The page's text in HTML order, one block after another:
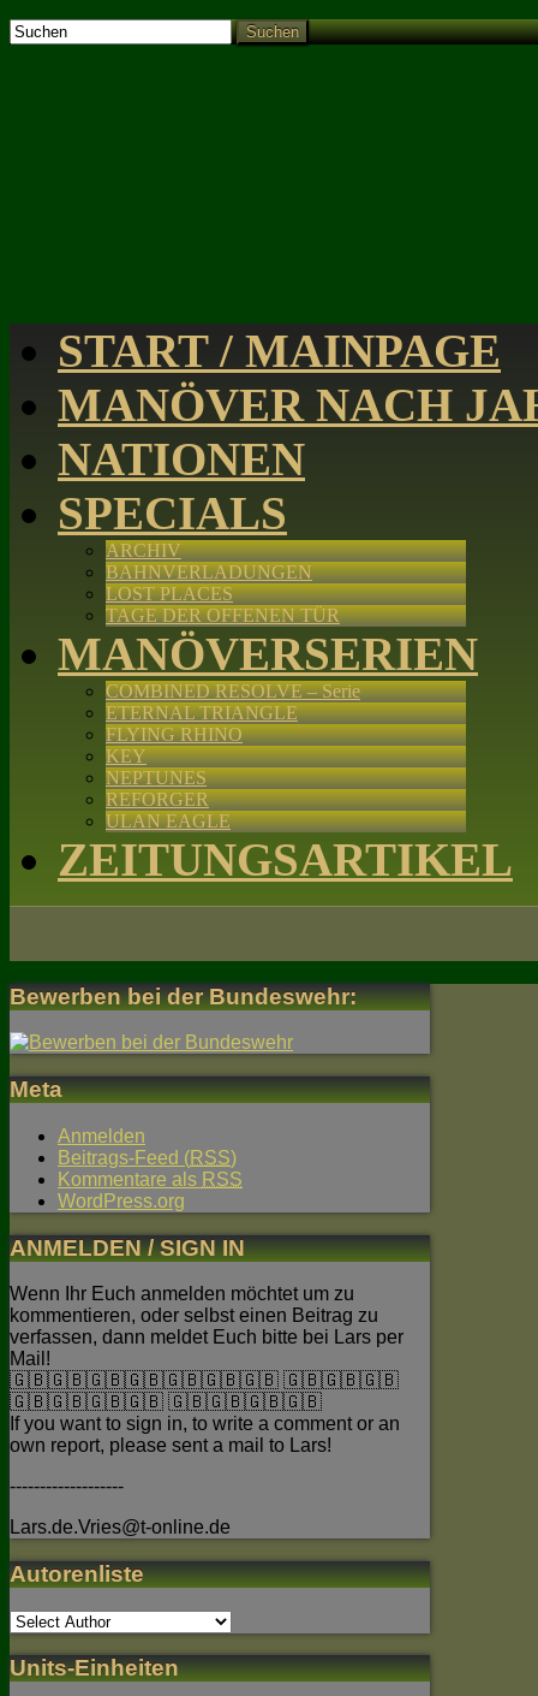
Suchen
START / MAINPAGE
MANÖVER NACH
NATIONEN
SPECIALS
ARCHIV
BAHNVERLADUNGEN
LOST PLACES
TAGE DER OFFENEN TÜR
MANÖVERSERIEN
COMBINED RESOLVE – Serie
ETERNAL TRIANGLE
FLYING RHINO
KEY
NEPTUNES
REFORGER
ULAN EAGLE
ZEITUNGSARTIKEL
Bewerben bei der Bundeswehr:
Meta
Anmelden
Beitrags-Feed (RSS)
Kommentare als RSS
WordPress.org
ANMELDEN / SIGN IN
Wenn Ihr Euch anmelden möchtet um zu
kommentieren, oder selbst einen Beitrag zu
verfassen, dann meldet Euch bitte bei Lars per
Mail!
🇬🇧🇬🇧🇬🇧🇬🇧🇬🇧🇬🇧🇬🇧 🇬🇧🇬🇧🇬🇧
🇬🇧🇬🇧🇬🇧🇬🇧 🇬🇧🇬🇧🇬🇧🇬🇧
If you want to sign in, to write a comment or an
own report, please sent a mail to Lars!
-------------------
Lars.de.Vries@t-online.de
Autorenliste
Units-Einheiten